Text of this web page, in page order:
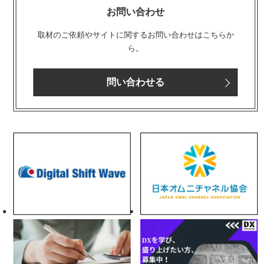
お問い合わせ
取材のご依頼やサイトに関するお問い合わせはこちらか
ら。
問い合わせる